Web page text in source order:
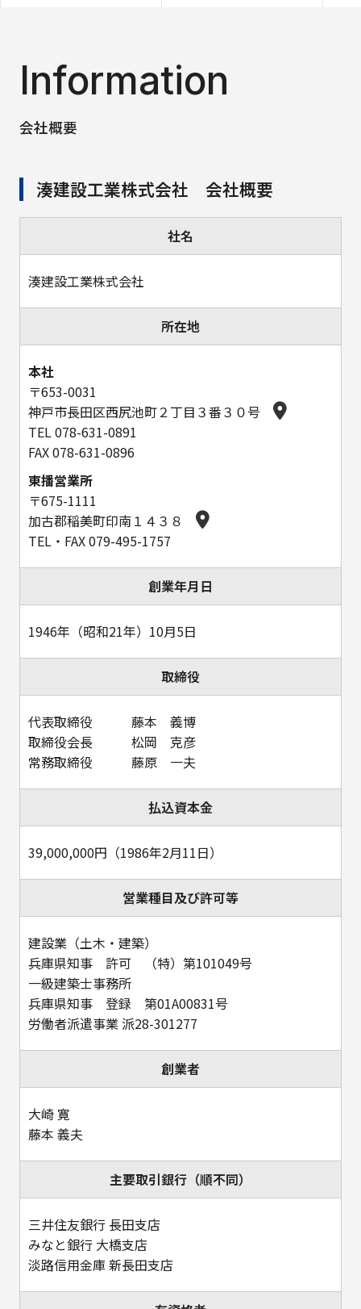
Information
会社概要
湊建設工業株式会社 会社概要
社名
湊建設工業株式会社
所在地
本社
〒653-0031
神戸市長田区西尻池町２丁目３番３０号
TEL 078-631-0891
FAX 078-631-0896
東播営業所
〒675-1111
加古郡稲美町印南１４３８
TEL・FAX 079-495-1757
創業年月日
1946年（昭和21年）10月5日
取締役
代表取締役 藤本 義博
取締役会長 松岡 克彦
常務取締役 藤原 一夫
払込資本金
39,000,000円（1986年2月11日）
営業種目及び許可等
建設業（土木・建築）
兵庫県知事 許可 （特）第101049号
一級建築士事務所
兵庫県知事 登録 第01A00831号
労働者派遣事業 派28-301277
創業者
大崎 寛
藤本 義夫
主要取引銀行（順不同）
三井住友銀行 長田支店
みなと銀行 大橋支店
淡路信用金庫 新長田支店